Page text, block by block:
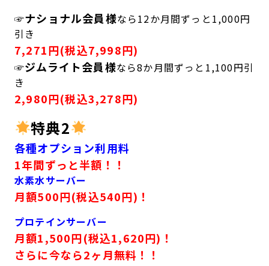
☞ナショナル会員様なら12か月間ずっと1,000円
引き
7,271円(税込7,998円)
☞ジムライト会員様なら8か月間ずっと1,100円引
き
2,980円(税込3,278円)
特典2
各種オプション利用料
1年間ずっと半額！！
水素水サーバー
月額500円(税込540円)！
プロテインサーバー
月額1,500円(税込1,620円)！
さらに今なら2ヶ月無料！！